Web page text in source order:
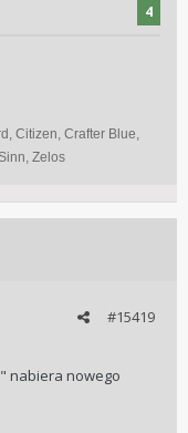
4
Citizen, Crafter Blue,
Zelos
#15419
nabiera nowego